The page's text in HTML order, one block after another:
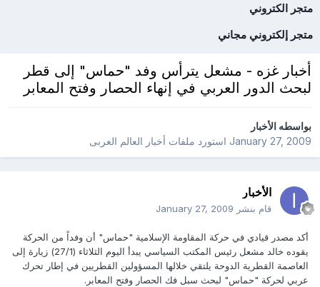
متجر الكتروني
متجر إلكتروني مجاني
أخبار غزه - مشعل يترأس وفد "حماس" إلى قطر
لبحث الدور العربي في إنهاء الحصار وفتح المعابر
بواسطهالأخبار
January 27, 2009استورد ملفات أخبار العالم العربى
الأخبار
قام بنشر January 27, 2009
أكد مصدر قيادي في حركة المقاومة الإسلامية "حماس" أن وفداً من الحركة
يقوده خالد مشعل رئيس المكتب السياسي يبدأ اليوم الثلاثاء (27/1) زيارة إلى
العاصمة القطرية الدوحة يلتقي خلالها المسؤولين القطريين في إطار تحرك
عربي لحركة "حماس" لبحث سبل فك الحصار وفتح المعابر.